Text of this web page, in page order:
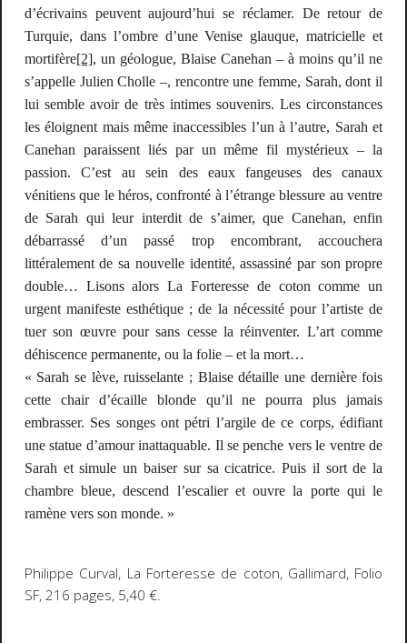
d’écrivains peuvent aujourd’hui se réclamer. De retour de
Turquie, dans l’ombre d’une Venise glauque, matricielle et
mortifère[2], un géologue, Blaise Canehan – à moins qu’il ne
s’appelle Julien Cholle –, rencontre une femme, Sarah, dont il
lui semble avoir de très intimes souvenirs. Les circonstances
les éloignent mais même inaccessibles l’un à l’autre, Sarah et
Canehan paraissent liés par un même fil mystérieux – la
passion. C’est au sein des eaux fangeuses des canaux
vénitiens que le héros, confronté à l’étrange blessure au ventre
de Sarah qui leur interdit de s’aimer, que Canehan, enfin
débarrassé d’un passé trop encombrant, accouchera
littéralement de sa nouvelle identité, assassiné par son propre
double… Lisons alorsLa Forteresse de coton comme un
urgent manifeste esthétique ; de la nécessité pour l’artiste de
tuer son œuvre pour sans cesse la réinventer. L’art comme
déhiscence permanente, ou la folie – et la mort…
« Sarah se lève, ruisselante ; Blaise détaille une dernière fois
cette chair d’écaille blonde qu’il ne pourra plus jamais
embrasser. Ses songes ont pétri l’argile de ce corps, édifiant
une statue d’amour inattaquable. Il se penche vers le ventre de
Sarah et simule un baiser sur sa cicatrice. Puis il sort de la
chambre bleue, descend l’escalier et ouvre la porte qui le
ramène vers son monde. »
Philippe Curval, La Forteresse de coton, Gallimard, Folio
SF, 216 pages, 5,40 €.